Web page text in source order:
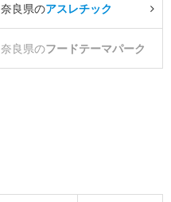
奈良県のアスレチック
奈良県のフードテーマパーク